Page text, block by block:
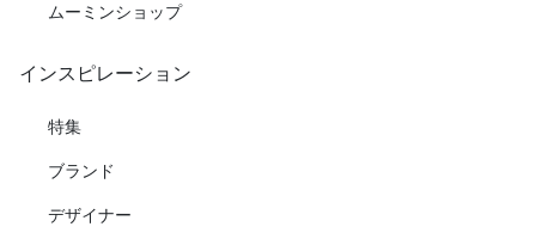
ムーミンショップ
インスピレーション
特集
ブランド
デザイナー